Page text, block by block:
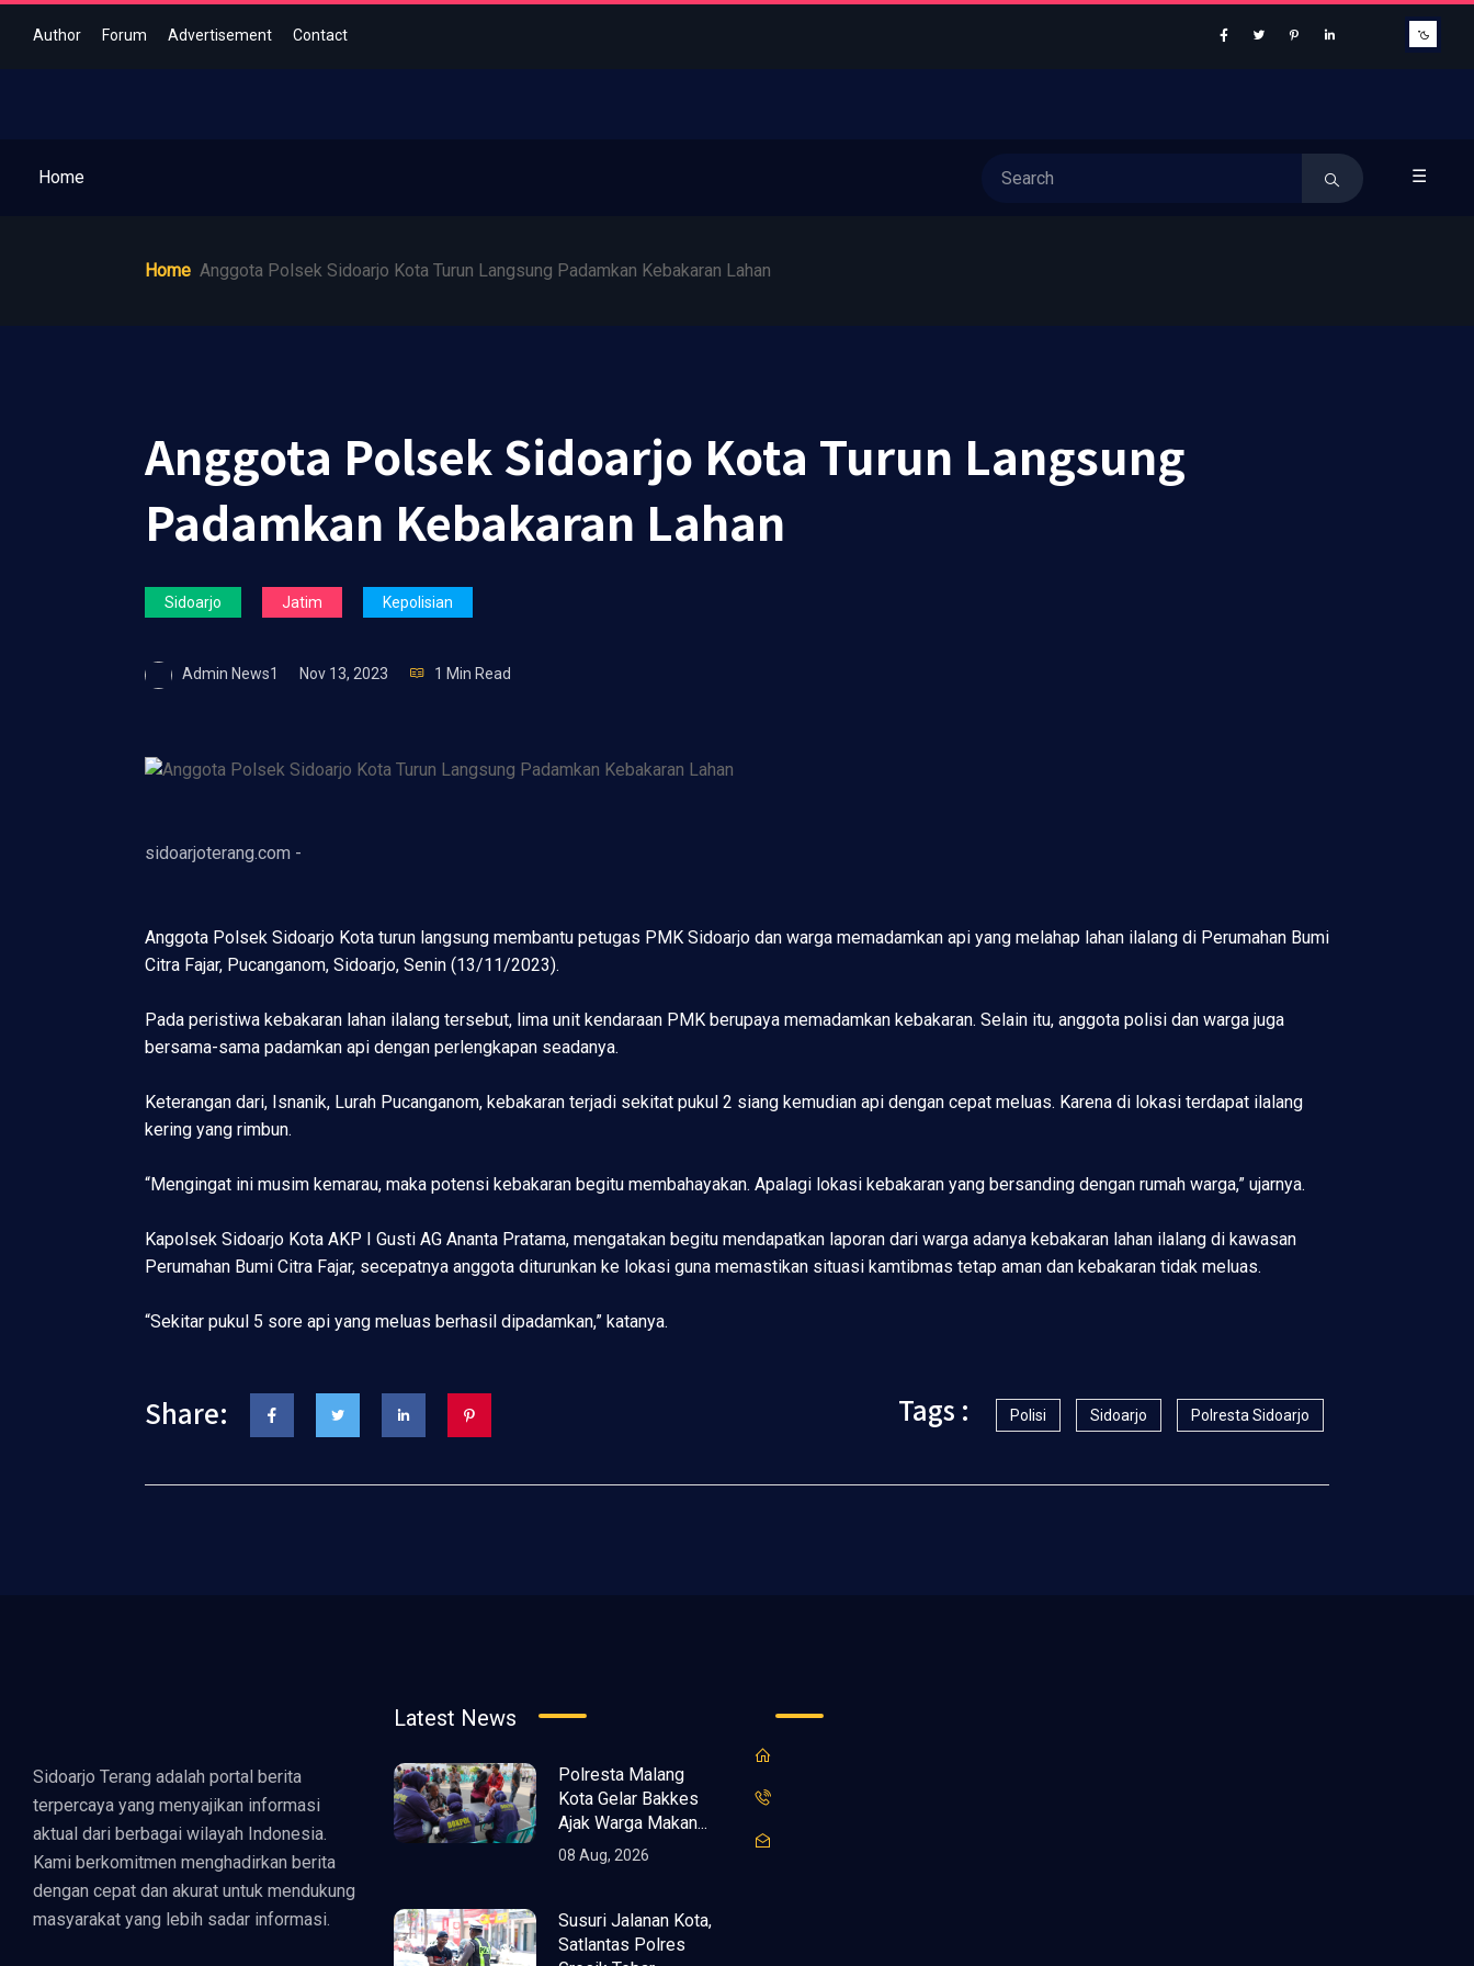
Author Forum Advertisement Contact
Home ☰
Home Anggota Polsek Sidoarjo Kota Turun Langsung Padamkan Kebakaran Lahan
Anggota Polsek Sidoarjo Kota Turun Langsung
Padamkan Kebakaran Lahan
Sidoarjo Jatim Kepolisian
Admin News1 Nov 13, 2023 1 Min Read
sidoarjoterang.com -
Anggota Polsek Sidoarjo Kota turun langsung membantu petugas PMK Sidoarjo dan warga memadamkan api yang melahap lahan ilalang di Perumahan Bumi
Citra Fajar, Pucanganom, Sidoarjo, Senin (13/11/2023).
Pada peristiwa kebakaran lahan ilalang tersebut, lima unit kendaraan PMK berupaya memadamkan kebakaran. Selain itu, anggota polisi dan warga juga
bersama-sama padamkan api dengan perlengkapan seadanya.
Keterangan dari, Isnanik, Lurah Pucanganom, kebakaran terjadi sekitat pukul 2 siang kemudian api dengan cepat meluas. Karena di lokasi terdapat ilalang
kering yang rimbun.
“Mengingat ini musim kemarau, maka potensi kebakaran begitu membahayakan. Apalagi lokasi kebakaran yang bersanding dengan rumah warga,” ujarnya.
Kapolsek Sidoarjo Kota AKP I Gusti AG Ananta Pratama, mengatakan begitu mendapatkan laporan dari warga adanya kebakaran lahan ilalang di kawasan
Perumahan Bumi Citra Fajar, secepatnya anggota diturunkan ke lokasi guna memastikan situasi kamtibmas tetap aman dan kebakaran tidak meluas.
“Sekitar pukul 5 sore api yang meluas berhasil dipadamkan,” katanya.
Share: Tags : Polisi Sidoarjo Polresta Sidoarjo
Sidoarjo Terang adalah portal berita
terpercaya yang menyajikan informasi
aktual dari berbagai wilayah Indonesia.
Kami berkomitmen menghadirkan berita
dengan cepat dan akurat untuk mendukung
masyarakat yang lebih sadar informasi.
Latest News
Polresta Malang
Kota Gelar Bakkes
Ajak Warga Makan...
08 Aug, 2026
Susuri Jalanan Kota,
Satlantas Polres